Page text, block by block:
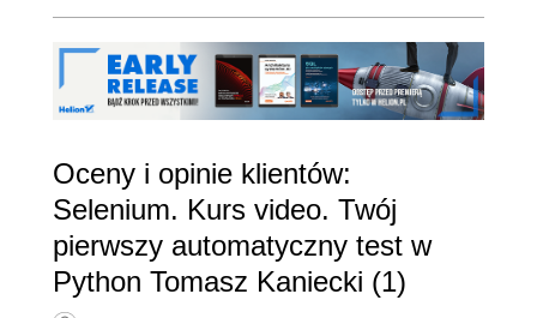
Oceny i opinie klientów:
Selenium. Kurs video. Twój
pierwszy automatyczny test w
Python Tomasz Kaniecki (1)